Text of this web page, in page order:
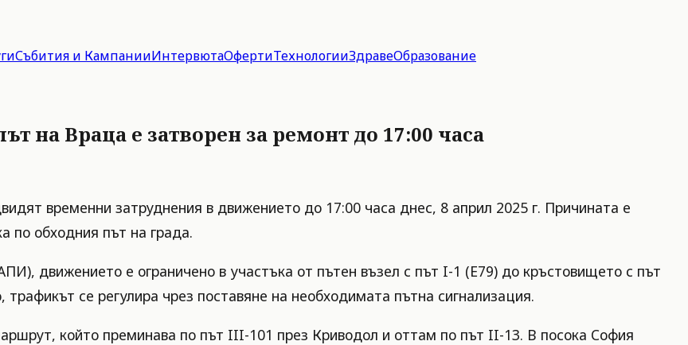
Събития и КампанииИнтервютаОфертиТехнологииЗдравеОбразование
на Враца е затворен за ремонт до 17:00 часа
временни затруднения в движението до 17:00 часа днес, 8 април 2025 г. Причината е
по обходния път на града.
движението е ограничено в участъка от пътен възел с път I-1 (Е79) до кръстовището с път
се регулира чрез поставяне на необходимата пътна сигнализация.
който преминава по път III-101 през Криводол и оттам по път II-13. В посока София